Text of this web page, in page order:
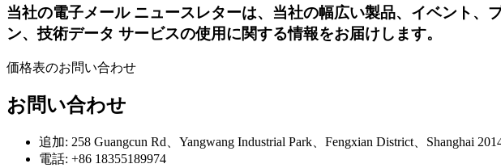
当社の電子メール ニュースレターは、当社の幅広い製品、イベント
ン、技術データ サービスの使用に関する情報をお届けします。
価格表のお問い合わせ
お問い合わせ
追加: 258 Guangcun Rd、Yangwang Industrial Park、Fengxian District、Shanghai
電話: +86 18355189974